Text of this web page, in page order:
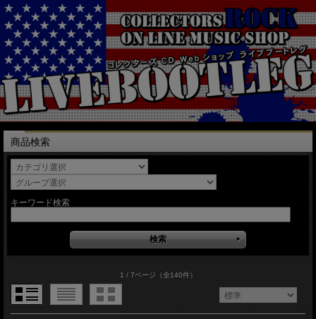
商品検索
キーワード検索
1 / 7ページ （全140件）